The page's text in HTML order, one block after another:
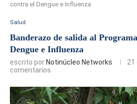
contra el Dengue e Influenza
Salud
Banderazo de salida al
Dengue e Influenza
escrito por Notinúcleo Networks 21
comentarios